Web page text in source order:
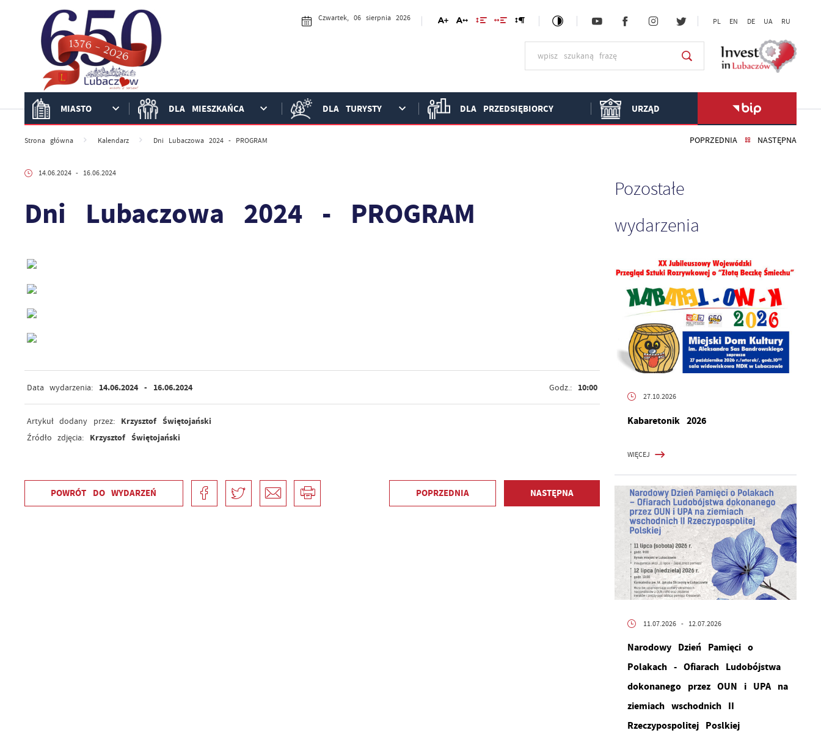
Przejdź do menu.
Przejdź do wyszukiwarki.
Przejdź do treści.
Przejdź do ustawień wielkości czcionki.
Włącz wersję kontrastową strony.
Czwartek, 06 sierpnia 2026 PL EN DE UA RU
MIASTO DLA MIESZKAŃCA DLA TURYSTY DLA PRZEDSIĘBIORCY URZĄD
Strona główna Kalendarz Dni Lubaczowa 2024 - PROGRAM POPRZEDNIA NASTĘPNA
14.06.2024- 16.06.2024
Dni Lubaczowa 2024 - PROGRAM
Data wydarzenia: 14.06.2024 - 16.06.2024 Godz.: 10:00
Artykuł dodany przez: Krzysztof Świętojański
Źródło zdjęcia: Krzysztof Świętojański
POWRÓT DO WYDARZEŃ POPRZEDNIA NASTĘPNA
Pozostałe
wydarzenia
27.10.2026
Kabaretonik 2026
WIĘCEJ
11.07.2026 - 12.07.2026
Narodowy Dzień Pamięci o
Polakach - Ofiarach Ludobójstwa
dokonanego przez OUN i UPA na
ziemiach wschodnich II
Rzeczypospolitej Poslkiej